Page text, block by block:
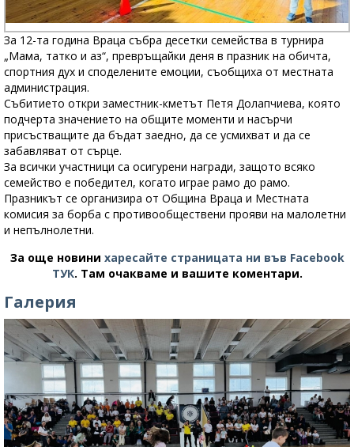
За 12-та година Враца събра десетки семейства в турнира
„Мама, татко и аз“, превръщайки деня в празник на обичта,
спортния дух и споделените емоции, съобщиха от местната
администрация.
Събитието откри заместник-кметът Петя Долапчиева, която
подчерта значението на общите моменти и насърчи
присъстващите да бъдат заедно, да се усмихват и да се
забавляват от сърце.
За всички участници са осигурени награди, защото всяко
семейство е победител, когато играе рамо до рамо.
Празникът се организира от Община Враца и Местната
комисия за борба с противообществени прояви на малолетни
и непълнолетни.
За още новини харесайте страницата ни във Facebook
ТУК. Там очакваме и вашите коментари.
Галерия